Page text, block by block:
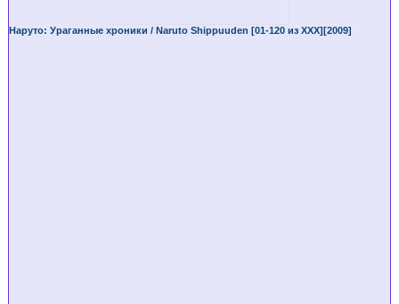
Наруто: Ураганные хроники / Naruto Shippuuden [01-120 из XXX][2009]